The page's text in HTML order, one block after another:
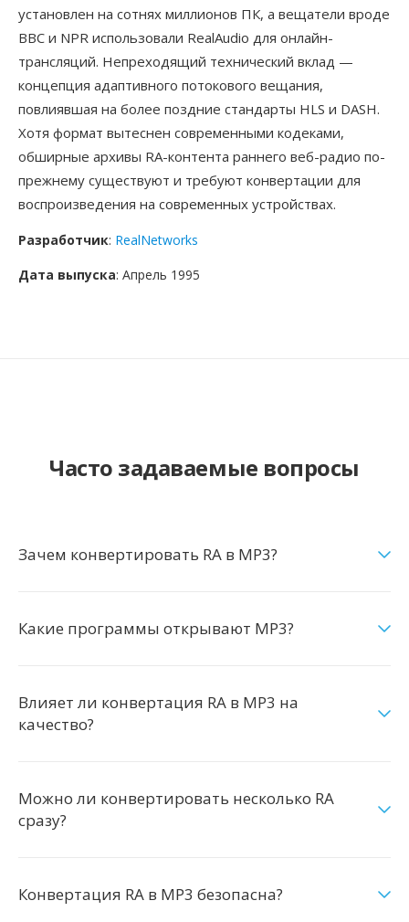
установлен на сотнях миллионов ПК, а вещатели вроде
BBC и NPR использовали RealAudio для онлайн-
трансляций. Непреходящий технический вклад —
концепция адаптивного потокового вещания,
повлиявшая на более поздние стандарты HLS и DASH.
Хотя формат вытеснен современными кодеками,
обширные архивы RA-контента раннего веб-радио по-
прежнему существуют и требуют конвертации для
воспроизведения на современных устройствах.
Разработчик: RealNetworks
Дата выпуска: Апрель 1995
Часто задаваемые вопросы
Зачем конвертировать RA в MP3?
Какие программы открывают MP3?
Влияет ли конвертация RA в MP3 на
качество?
Можно ли конвертировать несколько RA
сразу?
Конвертация RA в MP3 безопасна?